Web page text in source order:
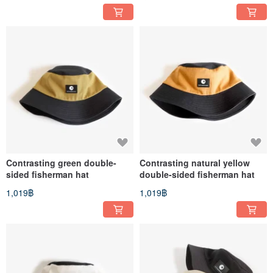
Contrasting green double-
sided fisherman hat
1,019฿
Contrasting natural yellow
double-sided fisherman hat
1,019฿